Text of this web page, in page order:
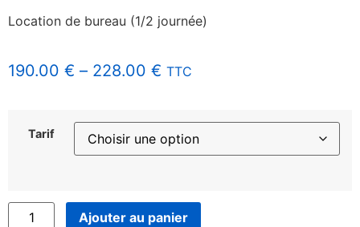
Location de bureau (1/2 journée)
190.00 € – 228.00 € TTC
Tarif
Ajouter au panier